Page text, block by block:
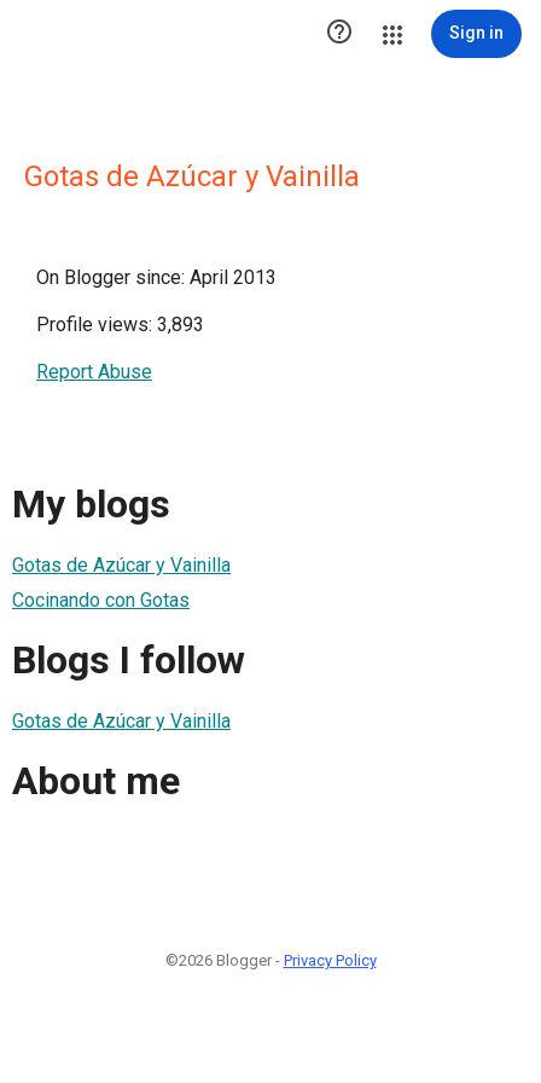
 Sign in
Gotas de Azúcar y Vainilla
On Blogger since: April 2013
Profile views: 3,893
Report Abuse
My blogs
Gotas de Azúcar y Vainilla
Cocinando con Gotas
Blogs I follow
Gotas de Azúcar y Vainilla
About me
©2026 Blogger - Privacy Policy